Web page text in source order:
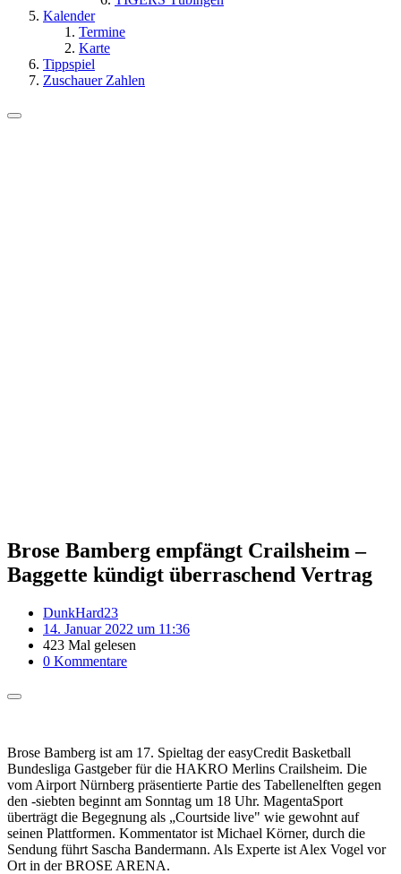
Kalender
Termine
Karte
Tippspiel
Zuschauer Zahlen
Brose Bamberg empfängt Crailsheim –
Baggette kündigt überraschend Vertrag
DunkHard23
14. Januar 2022 um 11:36
423 Mal gelesen
0 Kommentare
Brose Bamberg ist am 17. Spieltag der easyCredit Basketball
Bundesliga Gastgeber für die HAKRO Merlins Crailsheim. Die
vom Airport Nürnberg präsentierte Partie des Tabellenelften gegen
den -siebten beginnt am Sonntag um 18 Uhr. MagentaSport
überträgt die Begegnung als „Courtside live" wie gewohnt auf
seinen Plattformen. Kommentator ist Michael Körner, durch die
Sendung führt Sascha Bandermann. Als Experte ist Alex Vogel vor
Ort in der BROSE ARENA.